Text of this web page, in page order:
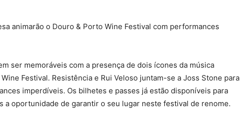
animarão o Douro & Porto Wine Festival com performances
ser memoráveis com a presença de dois ícones da música
Festival. Resistência e Rui Veloso juntam-se a Joss Stone para
imperdíveis. Os bilhetes e passes já estão disponíveis para
a oportunidade de garantir o seu lugar neste festival de renome.